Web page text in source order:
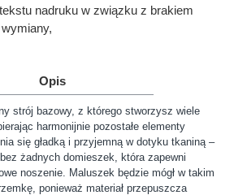
nadruku w związku z brakiem
Opis
strój bazowy, z którego stworzysz wiele
harmonijnie pozostałe elementy
się gładką i przyjemną w dotyku tkaniną –
żadnych domieszek, która zapewni
noszenie. Maluszek będzie mógł w takim
ponieważ materiał przepuszcza